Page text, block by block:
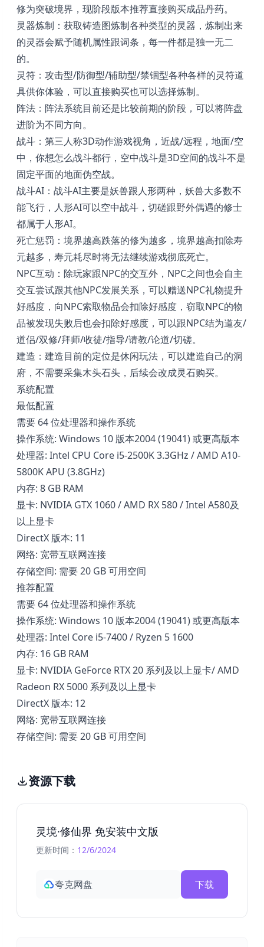
修为突破境界，现阶段版本推荐直接购买成品丹药。
灵器炼制：获取铸造图炼制各种类型的灵器，炼制出来
的灵器会赋予随机属性跟词条，每一件都是独一无二
的。
灵符：攻击型/防御型/辅助型/禁锢型各种各样的灵符道
具供你体验，可以直接购买也可以选择炼制。
阵法：阵法系统目前还是比较前期的阶段，可以将阵盘
进阶为不同方向。
战斗：第三人称3D动作游戏视角，近战/远程，地面/空
中，你想怎么战斗都行，空中战斗是3D空间的战斗不是
固定平面的地面伪空战。
战斗AI：战斗AI主要是妖兽跟人形两种，妖兽大多数不
能飞行，人形AI可以空中战斗，切磋跟野外偶遇的修士
都属于人形AI。
死亡惩罚：境界越高跌落的修为越多，境界越高扣除寿
元越多，寿元耗尽时将无法继续游戏彻底死亡。
NPC互动：除玩家跟NPC的交互外，NPC之间也会自主
交互尝试跟其他NPC发展关系，可以赠送NPC礼物提升
好感度，向NPC索取物品会扣除好感度，窃取NPC的物
品被发现失败后也会扣除好感度，可以跟NPC结为道友/
道侣/双修/拜师/收徒/指导/请教/论道/切磋。
建造：建造目前的定位是休闲玩法，可以建造自己的洞
府，不需要采集木头石头，后续会改成灵石购买。
系统配置
最低配置
需要 64 位处理器和操作系统
操作系统: Windows 10 版本2004 (19041) 或更高版本
处理器: Intel CPU Core i5-2500K 3.3GHz / AMD A10-
5800K APU (3.8GHz)
内存: 8 GB RAM
显卡: NVIDIA GTX 1060 / AMD RX 580 / Intel A580及
以上显卡
DirectX 版本: 11
网络: 宽带互联网连接
存储空间: 需要 20 GB 可用空间
推荐配置
需要 64 位处理器和操作系统
操作系统: Windows 10 版本2004 (19041) 或更高版本
处理器: Intel Core i5-7400 / Ryzen 5 1600
内存: 16 GB RAM
显卡: NVIDIA GeForce RTX 20 系列及以上显卡/ AMD
Radeon RX 5000 系列及以上显卡
DirectX 版本: 12
网络: 宽带互联网连接
存储空间: 需要 20 GB 可用空间
资源下载
灵境·修仙界 免安装中文版
更新时间： 12/6/2024
夸克网盘 下载